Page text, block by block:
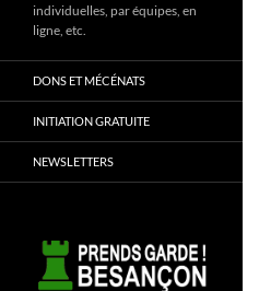
individuelles, par équipes, en
ligne, etc.
DONS ET MÉCÉNATS
INITIATION GRATUITE
NEWSLETTERS